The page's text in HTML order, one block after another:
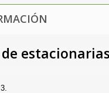
estacionarias